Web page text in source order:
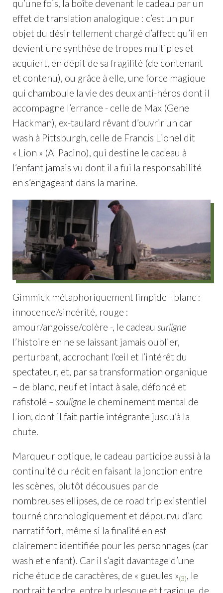
qu’une fois, la boîte devenant le cadeau par un
effet de translation analogique : c’est un pur
objet du désir tellement chargé d’affect qu’il en
devient une synthèse de tropes multiples et
acquiert, en dépit de sa fragilité (de contenant
et contenu), ou grâce à elle, une force magique
qui chamboule la vie des deux anti-héros dont il
accompagne l’errance - celle de Max (Gene
Hackman), ex-taulard rêvant d’ouvrir un car
wash à Pittsburgh, celle de Francis Lionel dit
« Lion » (Al Pacino), qui destine le cadeau à
l’enfant jamais vu dont il a fui la responsabilité
en s’engageant dans la marine.
Gimmick métaphoriquement limpide - blanc :
innocence/sincérité, rouge :
amour/angoisse/colère -, le cadeau surligne
l’histoire en ne se laissant jamais oublier,
perturbant, accrochant l’œil et l’intérêt du
spectateur, et, par sa transformation organique
– de blanc, neuf et intact à sale, défoncé et
rafistolé – souligne le cheminement mental de
Lion, dont il fait partie intégrante jusqu’à la
chute.
Marqueur optique, le cadeau participe aussi à la
continuité du récit en faisant la jonction entre
les scènes, plutôt décousues par de
nombreuses ellipses, de ce road trip existentiel
tourné chronologiquement et dépourvu d’arc
narratif fort, même si la finalité en est
clairement identifiée pour les personnages (car
wash et enfant). Car il s’agit davantage d’une
riche étude de caractères, de « gueules »(3), le
portrait tendre, entre burlesque et tragique, de